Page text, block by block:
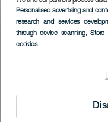
Personalised advertising and
research and services
through device scanning, Store
cookies
Imagen
Listado